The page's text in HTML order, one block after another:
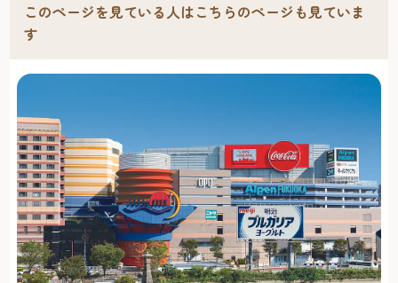
このページを見ている人はこちらのページも見ていま
す